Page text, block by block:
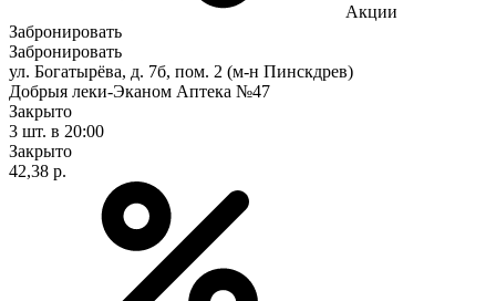
Акции
Забронировать
Забронировать
ул. Богатырёва, д. 7б, пом. 2 (м-н Пинскдрев)
Добрыя леки-Эканом Аптека №47
Закрыто
3 шт. в 20:00
Закрыто
42,38 р.